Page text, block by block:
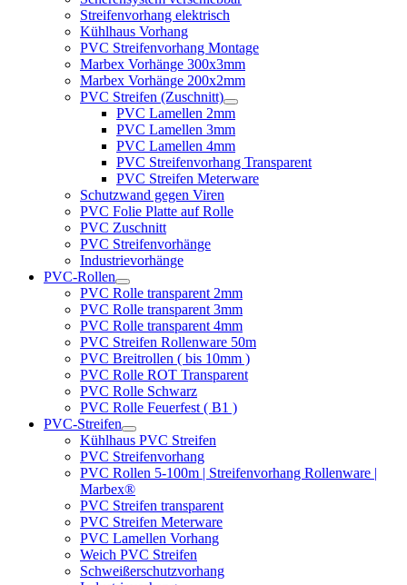
Streifenvorhang elektrisch
Kühlhaus Vorhang
PVC Streifenvorhang Montage
Marbex Vorhänge 300x3mm
Marbex Vorhänge 200x2mm
PVC Streifen (Zuschnitt)
PVC Lamellen 2mm
PVC Lamellen 3mm
PVC Lamellen 4mm
PVC Streifenvorhang Transparent
PVC Streifen Meterware
Schutzwand gegen Viren
PVC Folie Platte auf Rolle
PVC Zuschnitt
PVC Streifenvorhänge
Industrievorhänge
PVC-Rollen
PVC Rolle transparent 2mm
PVC Rolle transparent 3mm
PVC Rolle transparent 4mm
PVC Streifen Rollenware 50m
PVC Breitrollen ( bis 10mm )
PVC Rolle ROT Transparent
PVC Rolle Schwarz
PVC Rolle Feuerfest ( B1 )
PVC-Streifen
Kühlhaus PVC Streifen
PVC Streifenvorhang
PVC Rollen 5-100m | Streifenvorhang Rollenware |
Marbex®
PVC Streifen transparent
PVC Streifen Meterware
PVC Lamellen Vorhang
Weich PVC Streifen
Schweißerschutzvorhang